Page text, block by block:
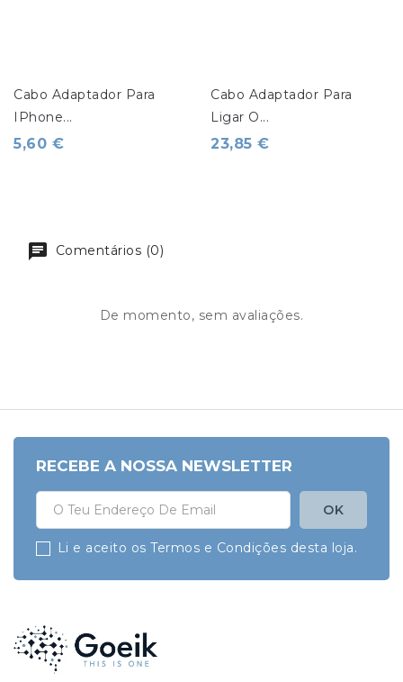
Cabo Adaptador Para
IPhone...
5,60 €
Cabo Adaptador Para
Ligar O...
23,85 €
Comentários (0)
De momento, sem avaliações.
RECEBE A NOSSA NEWSLETTER
Li e aceito os Termos e Condições desta loja.